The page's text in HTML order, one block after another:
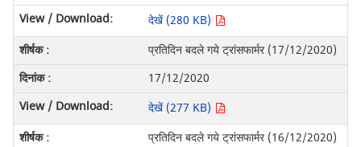
देखें (280 KB)
प्रतिदिन बदले गये ट्रांसफार्मर (17/12/2020)
17/12/2020
देखें (277 KB)
प्रतिदिन बदले गये ट्रांसफार्मर (16/12/2020)